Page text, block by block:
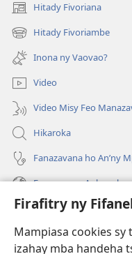
Firafitry ny
Mampiasa cookies
izahay mba handeha
Hitady Fivoriana
(manokatra
rohy) Hitady Fivoriambe
(manokatra
rohy) Inona ny Vaovao?
Video
Video Misy Feo
Hikaroka
Fanazavana ho An’ny
Fanazavana
Fanampiana
Fanomezana
(manokatra